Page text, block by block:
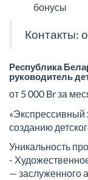
бонусы
Контакты:
Республика
руководитель
от 5 000 Br за
созданию
Уникальность
-
— заслуженного